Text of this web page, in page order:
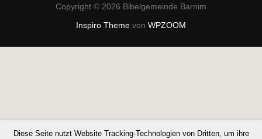
Copyright © 2026 Bibelgemeinde Barnim
Inspiro Theme von WPZOOM
Diese Seite nutzt Website Tracking-Technologien von Dritten, um ihre